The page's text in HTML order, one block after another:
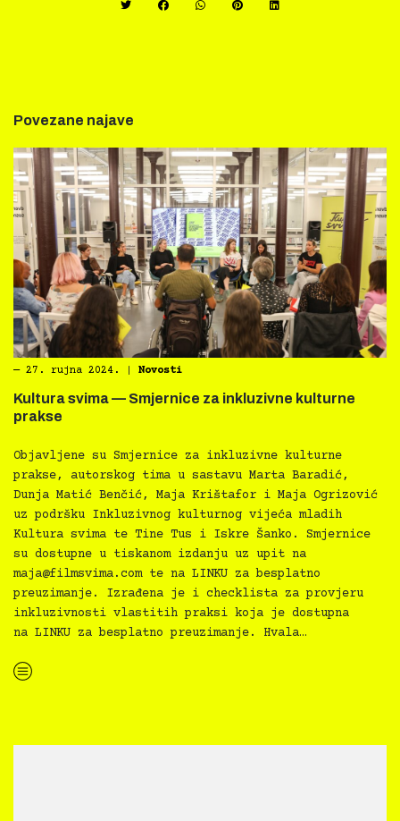
Povezane najave
― 27. rujna 2024. Novosti
Kultura svima — Smjernice za inkluzivne kulturne
prakse
Objavljene su Smjernice za inkluzivne kulturne
prakse, autorskog tima u sastavu Marta Baradić,
Dunja Matić Benčić, Maja Krištafor i Maja Ogrizović
uz podršku Inkluzivnog kulturnog vijeća mladih
Kultura svima te Tine Tus i Iskre Šanko. Smjernice
su dostupne u tiskanom izdanju uz upit na
maja@filmsvima.comte na LINKU za besplatno
preuzimanje. Izrađena je i checklista za provjeru
inkluzivnosti vlastitih praksi koja je dostupna
na LINKU za besplatno preuzimanje. Hvala…
“Kultura svima — Smjernice za inkluzivne kulturne prakse”